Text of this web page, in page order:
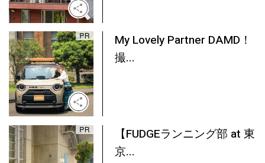
My Lovely Partner DAMD！
撮...
【FUDGEランニング部 at 東
京...